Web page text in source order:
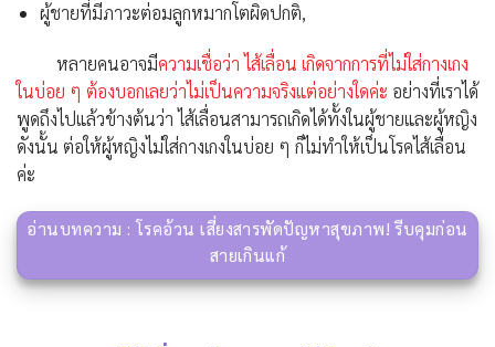
ผู้ชายที่มีภาวะต่อมลูกหมากโตผิดปกติ,
หลายคนอาจมีความเชื่อว่า ไส้เลื่อน เกิดจากการที่ไม่ใส่กางเกง
ในบ่อย ๆ ต้องบอกเลยว่าไม่เป็นความจริงแต่อย่างใดค่ะ อย่างที่เราได้
พูดถึงไปแล้วข้างต้นว่า ไส้เลื่อนสามารถเกิดได้ทั้งในผู้ชายและผู้หญิง
ดังนั้น ต่อให้ผู้หญิงไม่ใส่กางเกงในบ่อย ๆ ก็ไม่ทำให้เป็นโรคไส้เลื่อน
ค่ะ
อ่านบทความ : โรคอ้วน เสี่ยงสารพัดปัญหาสุขภาพ! รีบคุมก่อน
สายเกินแก้